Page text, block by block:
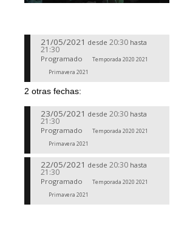
21/05/2021 desde 20:30 hasta
21:30
Programado
Temporada 2020 2021
Primavera 2021
2 otras fechas:
23/05/2021 desde 20:30 hasta
21:30
Programado
Temporada 2020 2021
Primavera 2021
22/05/2021 desde 20:30 hasta
21:30
Programado
Temporada 2020 2021
Primavera 2021